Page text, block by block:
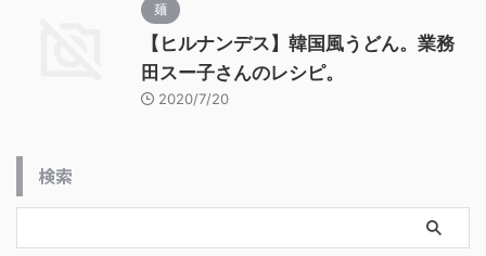
麺
【ヒルナンデス】韓国風うどん。業務
田スー子さんのレシピ。
2020/7/20
検索